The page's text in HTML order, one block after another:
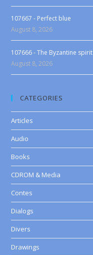
107667 - Perfect blue
August 8, 2026
107666 - The Byzantine spirit
August 8, 2026
CATEGORIES
Articles
Audio
Books
CDROM & Media
Contes
Dialogs
Divers
Drawings